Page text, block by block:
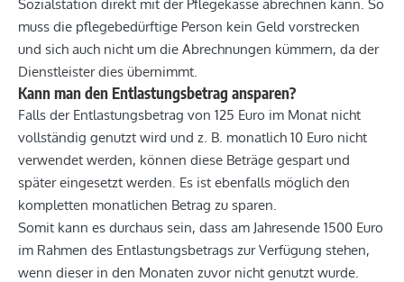
Sozialstation direkt mit der Pflegekasse abrechnen kann. So
muss die pflegebedürftige Person kein Geld vorstrecken
und sich auch nicht um die Abrechnungen kümmern, da der
Dienstleister dies übernimmt.
Kann man den Entlastungsbetrag ansparen?
Falls der Entlastungsbetrag von 125 Euro im Monat nicht
vollständig genutzt wird und z. B. monatlich 10 Euro nicht
verwendet werden, können diese Beträge gespart und
später eingesetzt werden. Es ist ebenfalls möglich den
kompletten monatlichen Betrag zu sparen.
Somit kann es durchaus sein, dass am Jahresende 1500 Euro
im Rahmen des Entlastungsbetrags zur Verfügung stehen,
wenn dieser in den Monaten zuvor nicht genutzt wurde.